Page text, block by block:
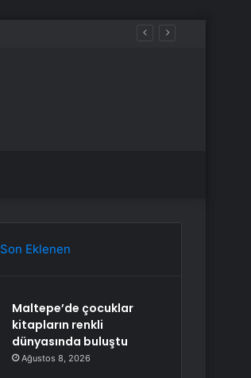
Son Eklenen
Maltepe’de çocuklar
kitapların renkli
dünyasında buluştu
Ağustos 8, 2026